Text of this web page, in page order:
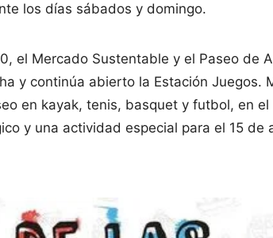
los días sábados y domingo.
el Mercado Sustentable y el Paseo de
y continúa abierto la Estación Juegos.
en kayak, tenis, basquet y futbol, en
y una actividad especial para el 15 de